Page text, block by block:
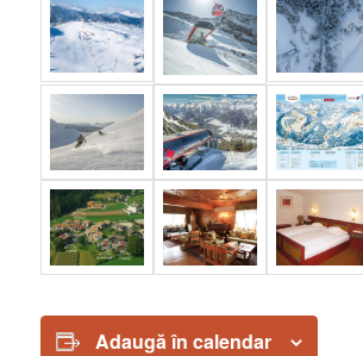
Adaugă în calendar